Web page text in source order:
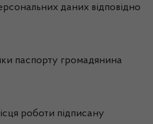
даних відповідно
паспорту громадянина
роботи підписану